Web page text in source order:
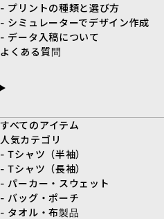
- プリントの種類と選び方
- シミュレーターでデザイン作成
- データ入稿について
よくある質問
すべてのアイテム
人気カテゴリ
- Tシャツ（半袖）
- Tシャツ（長袖）
- パーカー・スウェット
- バッグ・ポーチ
- タオル・布製品